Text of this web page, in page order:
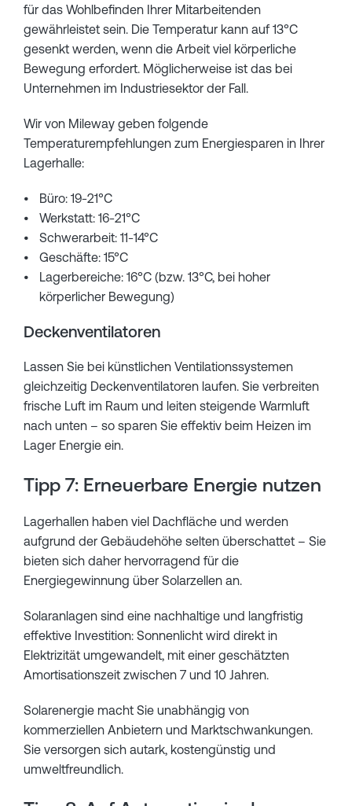
für das Wohlbefinden Ihrer Mitarbeitenden
gewährleistet sein. Die Temperatur kann auf 13°C
gesenkt werden, wenn die Arbeit viel körperliche
Bewegung erfordert. Möglicherweise ist das bei
Unternehmen im Industriesektor der Fall.
Wir von Mileway geben folgende
Temperaturempfehlungen zum Energiesparen in Ihrer
Lagerhalle:
Büro: 19-21°C
Werkstatt: 16-21°C
Schwerarbeit: 11-14°C
Geschäfte: 15°C
Lagerbereiche: 16°C (bzw. 13°C, bei hoher
körperlicher Bewegung)
Deckenventilatoren
Lassen Sie bei künstlichen Ventilationssystemen
gleichzeitig Deckenventilatoren laufen. Sie verbreiten
frische Luft im Raum und leiten steigende Warmluft
nach unten – so sparen Sie effektiv beim Heizen im
Lager Energie ein.
Tipp 7: Erneuerbare Energie nutzen
Lagerhallen haben viel Dachfläche und werden
aufgrund der Gebäudehöhe selten überschattet – Sie
bieten sich daher hervorragend für die
Energiegewinnung über Solarzellen an.
Solaranlagen sind eine nachhaltige und langfristig
effektive Investition: Sonnenlicht wird direkt in
Elektrizität umgewandelt, mit einer geschätzten
Amortisationszeit zwischen 7 und 10 Jahren.
Solarenergie macht Sie unabhängig von
kommerziellen Anbietern und Marktschwankungen.
Sie versorgen sich autark, kostengünstig und
umweltfreundlich.